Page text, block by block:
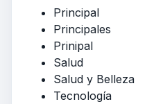
Principal
Principales
Prinipal
Salud
Salud y Belleza
Tecnología